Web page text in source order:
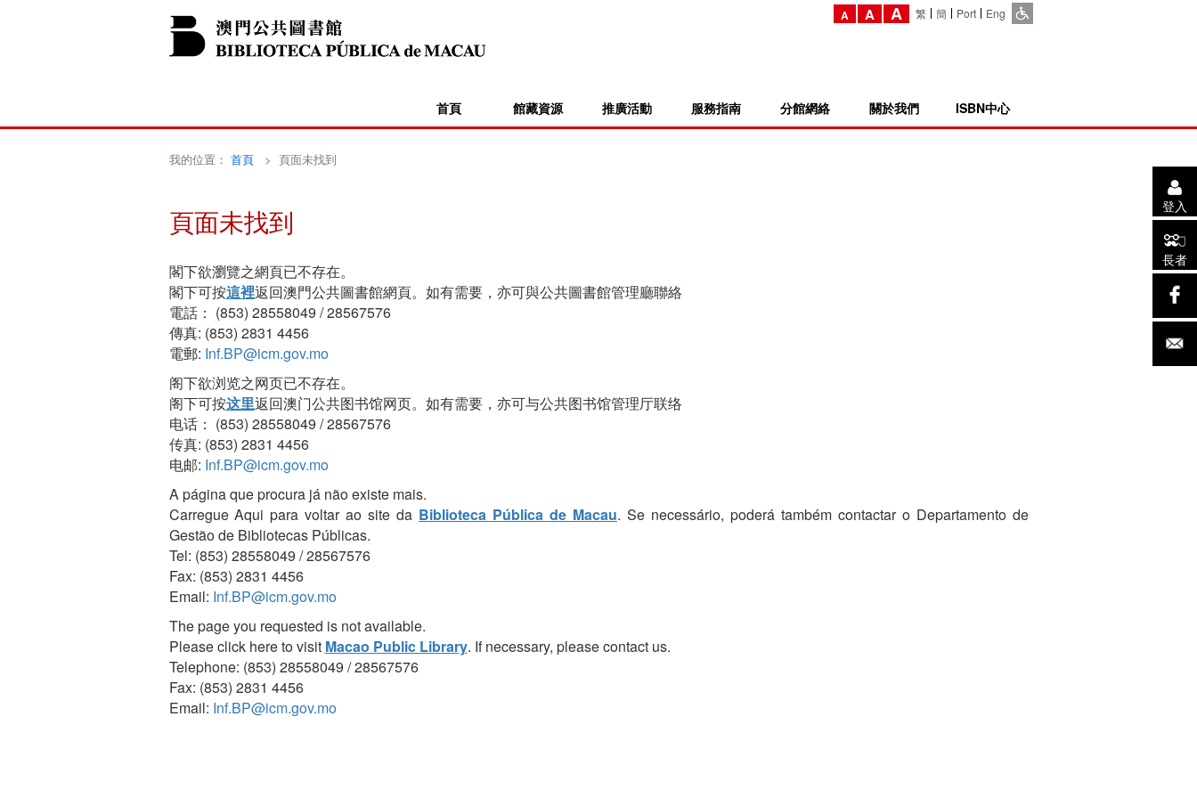
A A A 繁 簡 Port Eng
首頁 館藏資源 推廣活動 服務指南 分館網絡 關於我們 ISBN中心
登入
長者
我的位置： 首頁> 頁面未找到
頁面未找到
閣下欲瀏覽之網頁已不存在。
閣下可按這裡返回澳門公共圖書館網頁。如有需要，亦可與公共圖書館管理廳聯絡
電話： (853) 28558049 / 28567576
傳真: (853) 2831 4456
電郵: Inf.BP@icm.gov.mo
阁下欲浏览之网页已不存在。
阁下可按这里返回澳门公共图书馆网页。如有需要，亦可与公共图书馆管理厅联络
电话： (853) 28558049 / 28567576
传真: (853) 2831 4456
电邮: Inf.BP@icm.gov.mo
A página que procura já não existe mais.
Carregue Aqui para voltar ao site da Biblioteca Pública de Macau. Se necessário, poderá também contactar o Departamento de
Gestão de Bibliotecas Públicas.
Tel: (853) 28558049 / 28567576
Fax: (853) 2831 4456
Email: Inf.BP@icm.gov.mo
The page you requested is not available.
Please click here to visit Macao Public Library. If necessary, please contact us.
Telephone: (853) 28558049 / 28567576
Fax: (853) 2831 4456
Email: Inf.BP@icm.gov.mo